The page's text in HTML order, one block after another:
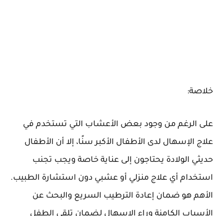
خلاصة:
على الرغم من وجود بعض الأعشاب التي تستخدم في
علاج الإسهال لدى الأطفال الأكبر سنًا، إلا أن الأطفال
حديثي الولادة يحتاجون إلى عناية خاصة ويجب تجنب
استخدام أي علاج منزلي أو عشبي دون استشارة الطبيب.
الأهم هو ضمان إعادة الترطيب السريع والبحث عن
الأسباب الكامنة وراء الإسهال لضمان تلقي الطفل